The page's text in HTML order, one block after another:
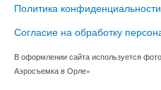
Политика
Согласие на обработку
В оформлении сайта используется
Аэросъемка в Орле»